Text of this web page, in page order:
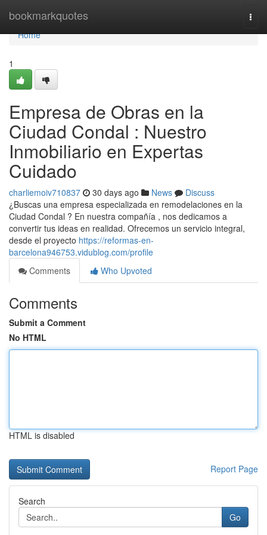
bookmarkquotes
Home
Home
1
Empresa de Obras en la
Ciudad Condal : Nuestro
Inmobiliario en Expertas
Cuidado
charliemoiv710837 30 days ago News
Discuss
¿Buscas una empresa especializada en remodelaciones en la
Ciudad Condal ? En nuestra compañía , nos dedicamos a
convertir tus ideas en realidad. Ofrecemos un servicio integral,
desde el proyecto https://reformas-en-
barcelona946753.vidublog.com/profile
Comments
Who Upvoted
Comments
Submit a Comment
No HTML
HTML is disabled
Report Page
Search
Go